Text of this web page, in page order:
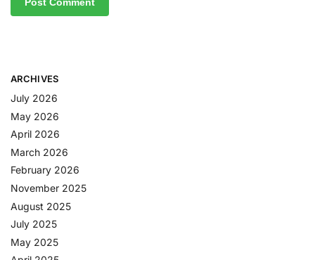
ARCHIVES
July 2026
May 2026
April 2026
March 2026
February 2026
November 2025
August 2025
July 2025
May 2025